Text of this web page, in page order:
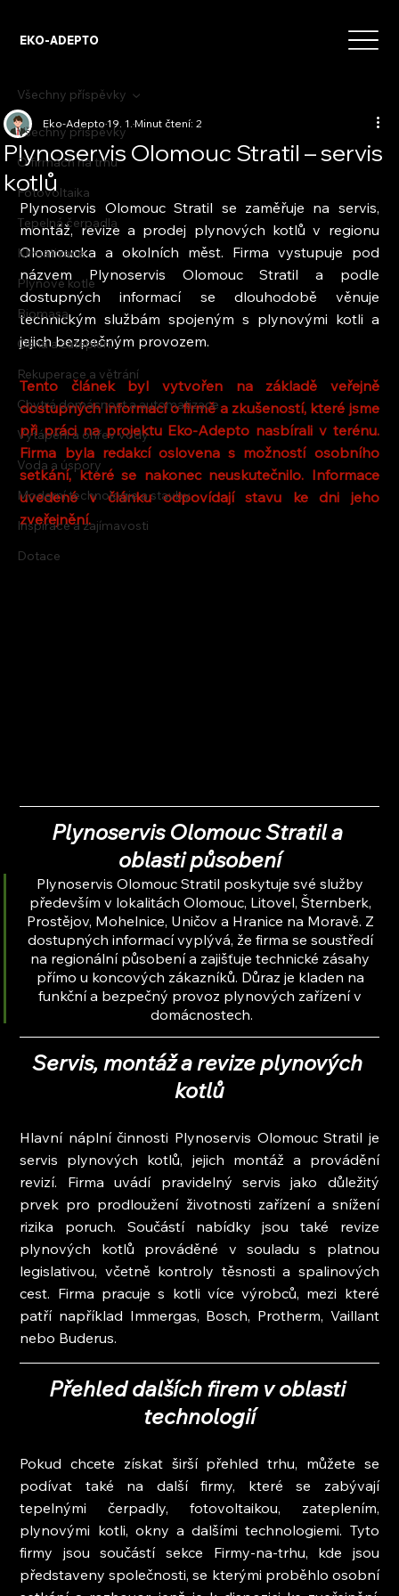
EKO-ADEPTO
Všechny příspěvky
O firmách na trhu
Fotovoltaika
Tepelná čerpadla
Klimatizace
Plynové kotle
Biomasa
Okna a zateplení
Rekuperace a větrání
Chytrá domácnost a automatizace
Vytápění a ohřev vody
Voda a úspory
Moderní technologie a stavby
Inspirace a zajímavosti
Dotace
Všechny příspěvky
Plynoservis Olomouc Stratil – servis
kotlů
Eko-Adepto19. 1.Minut čtení: 2
Plynoservis Olomouc Stratil se zaměřuje na servis,
montáž, revize a prodej plynových kotlů v regionu
Olomoucka a okolních měst. Firma vystupuje pod
názvem Plynoservis Olomouc Stratil a podle
dostupných informací se dlouhodobě věnuje
technickým službám spojeným s plynovými kotli a
jejich bezpečným provozem.
Tento článek byl vytvořen na základě veřejně
dostupných informací o firmě a zkušeností, které jsme
při práci na projektu Eko-Adepto nasbírali v terénu.
Firma byla redakcí oslovena s možností osobního
setkání, které se nakonec neuskutečnilo. Informace
uvedené v článku odpovídají stavu ke dni jeho
zveřejnění.
Plynoservis Olomouc Stratil a
oblasti působení
Plynoservis Olomouc Stratil poskytuje své služby
především v lokalitách Olomouc, Litovel, Šternberk,
Prostějov, Mohelnice, Uničov a Hranice na Moravě. Z
dostupných informací vyplývá, že firma se soustředí
na regionální působení a zajišťuje technické zásahy
přímo u koncových zákazníků. Důraz je kladen na
funkční a bezpečný provoz plynových zařízení v
domácnostech.
Servis, montáž a revize plynových
kotlů
Hlavní náplní činnosti Plynoservis Olomouc Stratil je
servis plynových kotlů, jejich montáž a provádění
revizí. Firma uvádí pravidelný servis jako důležitý
prvek pro prodloužení životnosti zařízení a snížení
rizika poruch. Součástí nabídky jsou také revize
plynových kotlů prováděné v souladu s platnou
legislativou, včetně kontroly těsnosti a spalinových
cest. Firma pracuje s kotli více výrobců, mezi které
patří například Immergas, Bosch, Protherm, Vaillant
nebo Buderus.
Přehled dalších firem v oblasti
technologií
Pokud chcete získat širší přehled trhu, můžete se
podívat také na další firmy, které se zabývají
tepelnými čerpadly, fotovoltaikou, zateplením,
plynovými kotli, okny a dalšími technologiemi. Tyto
firmy jsou součástí sekce Firmy-na-trhu, kde jsou
představeny společnosti, se kterými proběhlo osobní